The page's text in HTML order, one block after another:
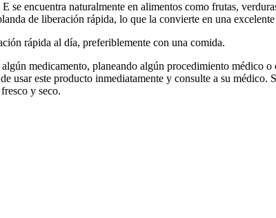
encuentra naturalmente en alimentos como frutas,
de liberación rápida, lo que la convierte en una
rápida al día, preferiblemente con una comida.
algún medicamento, planeando algún procedimiento médico
usar este producto inmediatamente y consulte a su
y seco.